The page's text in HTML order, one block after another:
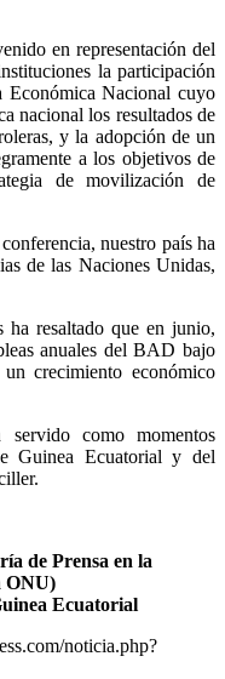
en representación del
la participación
Económica Nacional cuyo
nacional los resultados de
y la adopción de un
a los objetivos de
de movilización de
nuestro país ha
de las Naciones Unidas,
ha resaltado que en junio,
anuales del BAD bajo
crecimiento económico
como momentos
Guinea Ecuatorial y del
de Prensa en la
ONU)
Ecuatorial
noticia.php?